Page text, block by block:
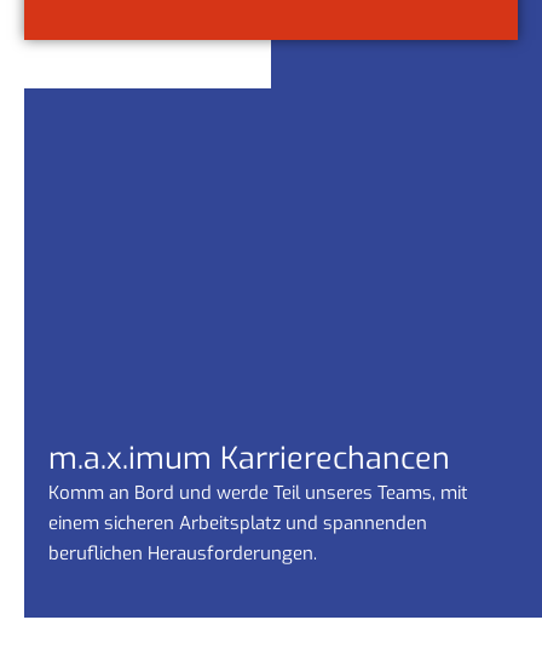
m.a.x.imum Karrierechancen
Komm an Bord und werde Teil unseres Teams, mit
einem sicheren Arbeitsplatz und spannenden
beruflichen Herausforderungen.